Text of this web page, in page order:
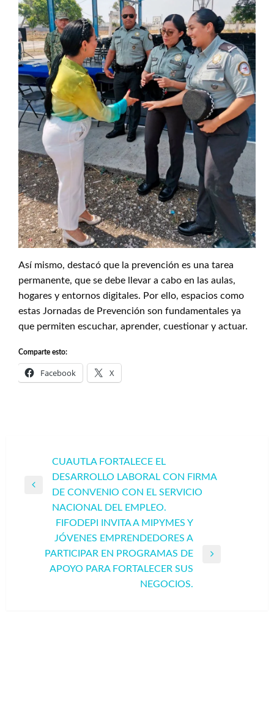
Así mismo, destacó que la prevención es una tarea
permanente, que se debe llevar a cabo en las aulas,
hogares y entornos digitales. Por ello, espacios como
estas Jornadas de Prevención son fundamentales ya
que permiten escuchar, aprender, cuestionar y actuar.
Comparte esto:
Facebook X
Navegación
de
entradas
Entrada
anterior
CUAUTLA FORTALECE EL
DESARROLLO LABORAL CON FIRMA
DE CONVENIO CON EL SERVICIO
NACIONAL DEL EMPLEO.
FIFODEPI INVITA A MIPYMES Y
JÓVENES EMPRENDEDORES A
PARTICIPAR EN PROGRAMAS DE
APOYO PARA FORTALECER SUS
NEGOCIOS.